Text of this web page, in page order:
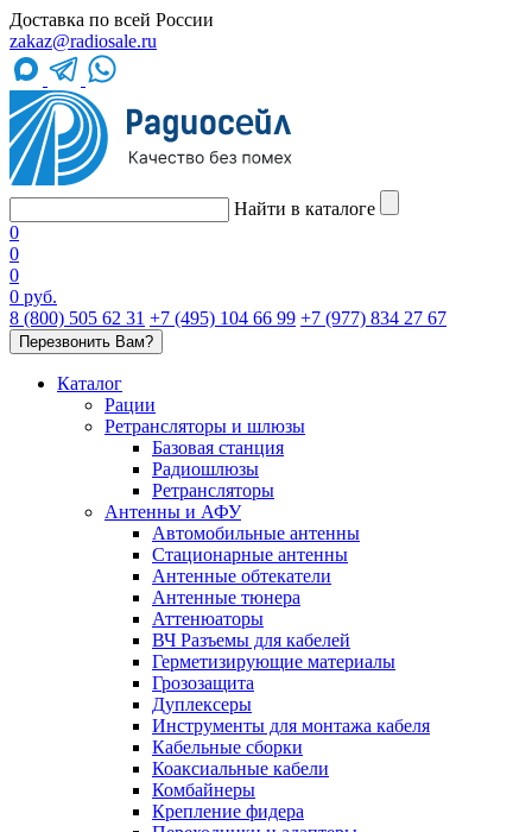
Доставка по всей России
zakaz@radiosale.ru
Найти в каталоге
0
0
0
0 руб.
8 (800) 505 62 31 +7 (495) 104 66 99 +7 (977) 834 27 67
Перезвонить Вам?
Каталог
Рации
Ретрансляторы и шлюзы
Базовая станция
Радиошлюзы
Ретрансляторы
Антенны и АФУ
Автомобильные антенны
Стационарные антенны
Антенные обтекатели
Антенные тюнера
Аттенюаторы
ВЧ Разъемы для кабелей
Герметизирующие материалы
Грозозащита
Дуплексеры
Инструменты для монтажа кабеля
Кабельные сборки
Коаксиальные кабели
Комбайнеры
Крепление фидера